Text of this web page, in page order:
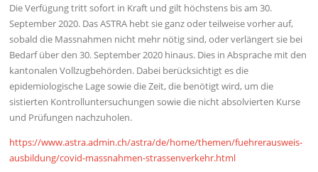
Die Verfügung tritt sofort in Kraft und gilt höchstens bis am 30.
September 2020. Das ASTRA hebt sie ganz oder teilweise vorher auf,
sobald die Massnahmen nicht mehr nötig sind, oder verlängert sie bei
Bedarf über den 30. September 2020 hinaus. Dies in Absprache mit den
kantonalen Vollzugbehörden. Dabei berücksichtigt es die
epidemiologische Lage sowie die Zeit, die benötigt wird, um die
sistierten Kontrolluntersuchungen sowie die nicht absolvierten Kurse
und Prüfungen nachzuholen.
https://www.astra.admin.ch/astra/de/home/themen/fuehrerausweis-
ausbildung/covid-massnahmen-strassenverkehr.html